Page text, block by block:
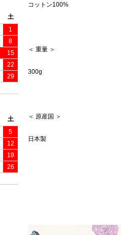
コットン100%
＜ 重量 ＞
300g
＜ 原産国 ＞
日本製
土
1
8
15
22
29
土
5
12
19
26